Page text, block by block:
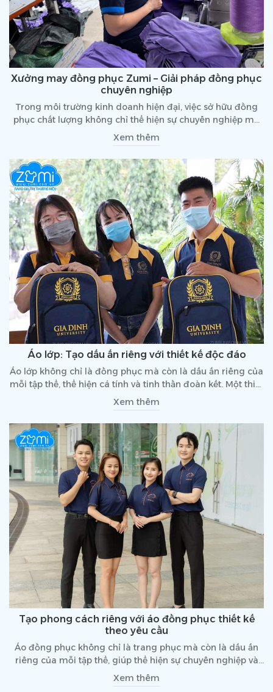
Xưởng may đồng phục Zumi – Giải pháp đồng phục
chuyên nghiệp
Trong môi trường kinh doanh hiện đại, việc sở hữu đồng
phục chất lượng không chỉ thể hiện sự chuyên nghiệp mà
còn góp phần quan trọng trong việc xây dựng hình ảnh và
quảng bá của thương hiệu. Xưởng may đồng phục Zumi tự
hào là đối tác tin cậy, mang đến giải pháp đồng phục toàn
diện cho nhiều doanh nghiệp uy tín. Cùng tìm hiểu chi tiết
hơn về đồng phục Zumi trong bài viết dưới đây nhé!
Xem thêm
Áo lớp: Tạo dấu ấn riêng với thiết kế độc đáo
Áo lớp không chỉ là đồng phục mà còn là dấu ấn riêng của
mỗi tập thể, thể hiện cá tính và tinh thần đoàn kết. Một thiết
kế áo lớp độc đáo sẽ giúp lưu giữ kỷ niệm thanh xuân theo
cách đặc biệt nhất.
Xem thêm
Tạo phong cách riêng với áo đồng phục thiết kế
theo yêu cầu
Áo đồng phục không chỉ là trang phục mà còn là dấu ấn
riêng của mỗi tập thể, giúp thể hiện sự chuyên nghiệp và
gắn kết. Thiết kế theo yêu cầu sẽ giúp bạn tạo nên những
bộ áo đồng phục mang phong cách riêng, phù hợp với cá
Xem thêm